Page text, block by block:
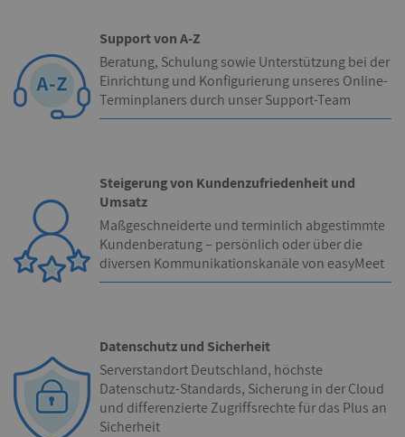
Support von A-Z
Beratung, Schulung sowie Unterstützung bei der
Einrichtung und Konfigurierung unseres Online-
Terminplaners durch unser Support-Team
Steigerung von Kundenzufriedenheit und
Umsatz
Maßgeschneiderte und terminlich abgestimmte
Kundenberatung – persönlich oder über die
diversen Kommunikationskanäle von easyMeet
Datenschutz und Sicherheit
Serverstandort Deutschland, höchste
Datenschutz-Standards, Sicherung in der Cloud
und differenzierte Zugriffsrechte für das Plus an
Sicherheit